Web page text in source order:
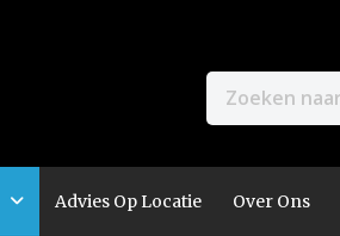
Advies Op Locatie Over Ons